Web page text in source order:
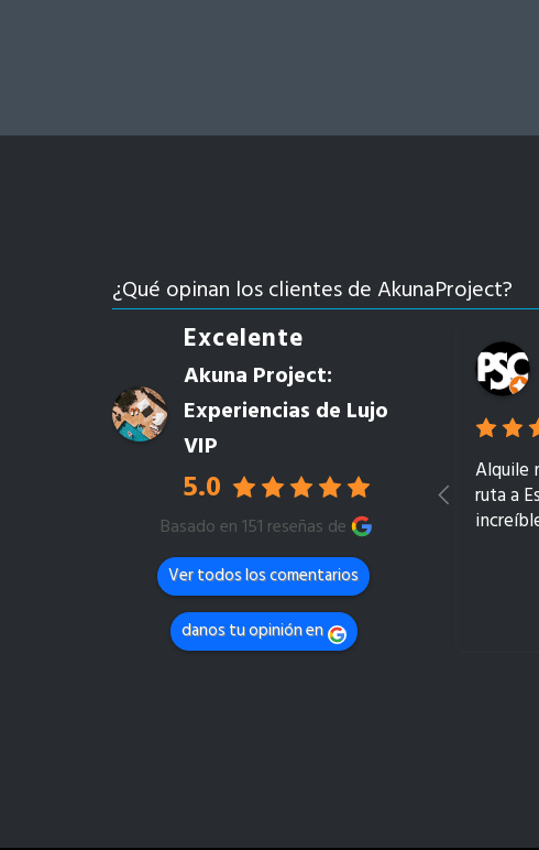
¿Qué opinan los clientes de AkunaProject?
Excelente
Akuna Project:
Experiencias de Lujo
VIP
5.0
Basado en 151 reseñas de
Ver todos los comentarios
danos tu opinión en
Alquile
ruta a